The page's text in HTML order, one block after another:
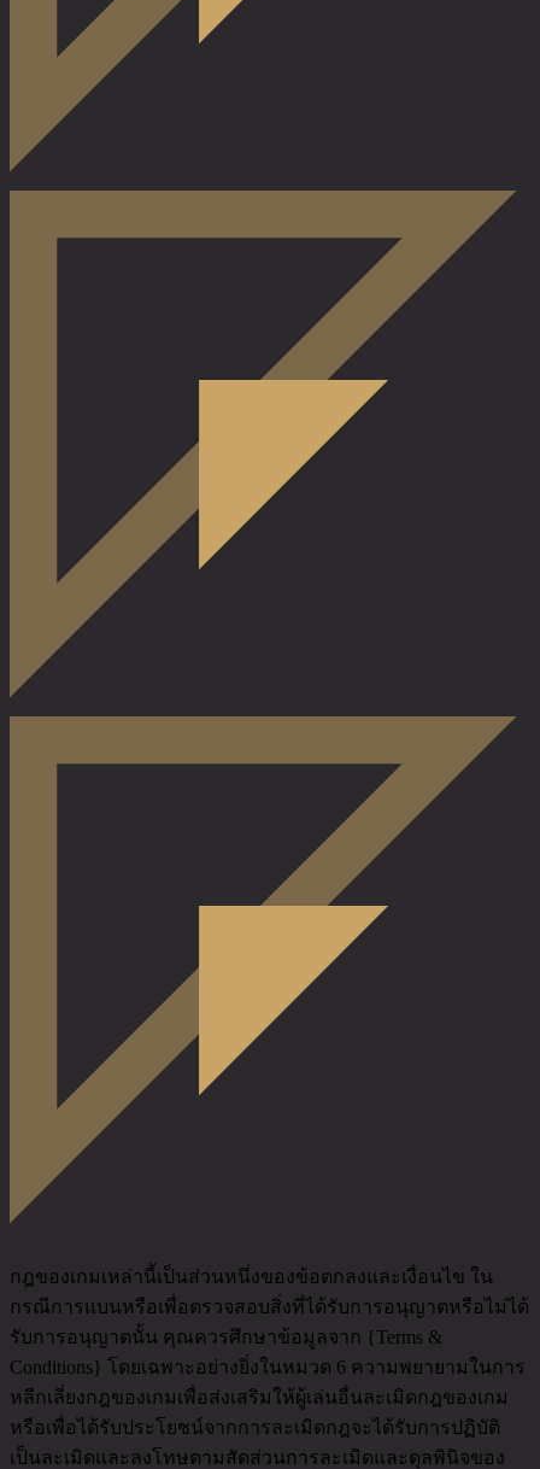
กฎของเกมเหล่านี้เป็นส่วนหนึ่งของข้อตกลงและเงื่อนไข ใน
กรณีการแบนหรือเพื่อตรวจสอบสิ่งที่ได้รับการอนุญาตหรือไม่ได้
รับการอนุญาตนั้น คุณควรศึกษาข้อมูลจาก {Terms &
Conditions} โดยเฉพาะอย่างยิ่งในหมวด 6 ความพยายามในการ
หลีกเลี่ยงกฎของเกมเพื่อส่งเสริมให้ผู้เล่นอื่นละเมิดกฎของเกม
หรือเพื่อได้รับประโยชน์จากการละเมิดกฎจะได้รับการปฏิบัติ
เป็นละเมิดและลงโทษตามสัดส่วนการละเมิดและดุลพินิจของ